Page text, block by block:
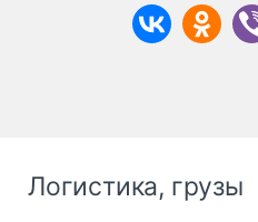
Логистика, грузы